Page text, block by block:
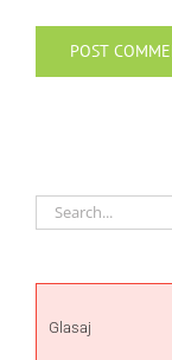
Search
for:
Glasaj